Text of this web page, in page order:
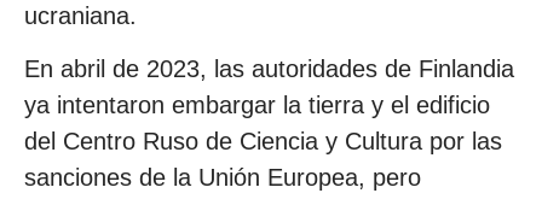
ucraniana.
En abril de 2023, las autoridades de Finlandia
ya intentaron embargar la tierra y el edificio
del Centro Ruso de Ciencia y Cultura por las
sanciones de la Unión Europea, pero